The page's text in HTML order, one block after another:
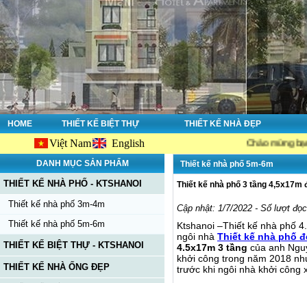
HOME THIẾT KẾ BIỆT THỰ THIẾT KẾ NHÀ ĐẸP
Việt Nam English Chào mừng bạn đến với
DANH MỤC SẢN PHẨM
THIẾT KẾ NHÀ PHỐ - KTSHANOI
Thiết kế nhà phố 3m-4m
Thiết kế nhà phố 5m-6m
THIẾT KẾ BIỆT THỰ - KTSHANOI
THIẾT KẾ NHÀ ỐNG ĐẸP
Thiết kế nhà phố 5m-6m
Thiết kế nhà phố 3 tầng 4,5x17m
Cập nhật: 1/7/2022 - Số lượt
Ktshanoi –Thiết kế nhà phố
ngôi nhà Thiết kế nhà phố
4.5x17m 3 tầng của anh
khởi công trong năm 2018
trước khi ngôi nhà khởi công